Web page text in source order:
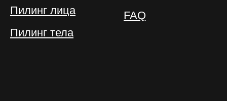
Пилинг лица
Пилинг тела
FAQ